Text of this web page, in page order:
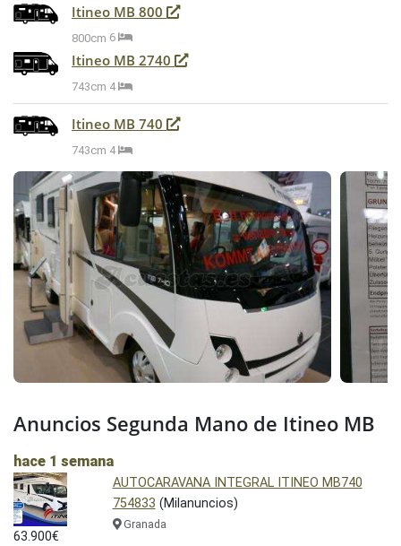
Itineo MB 800
800cm 6
Itineo MB 2740
743cm 4
Itineo MB 740
743cm 4
Anuncios Segunda Mano de Itineo MB
hace 1 semana
63.900€
AUTOCARAVANA INTEGRAL ITINEO MB740
754833 (Milanuncios)
Granada